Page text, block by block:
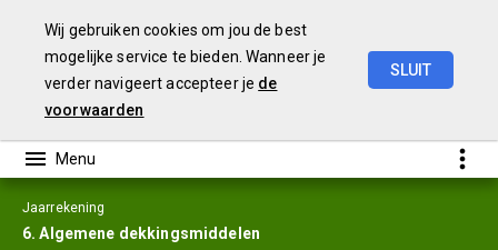
Wij gebruiken cookies om jou de best
mogelijke service te bieden. Wanneer je
verder navigeert accepteer je de
voorwaarden
SLUIT
Jaarrekening
6. Algemene dekkingsmiddelen